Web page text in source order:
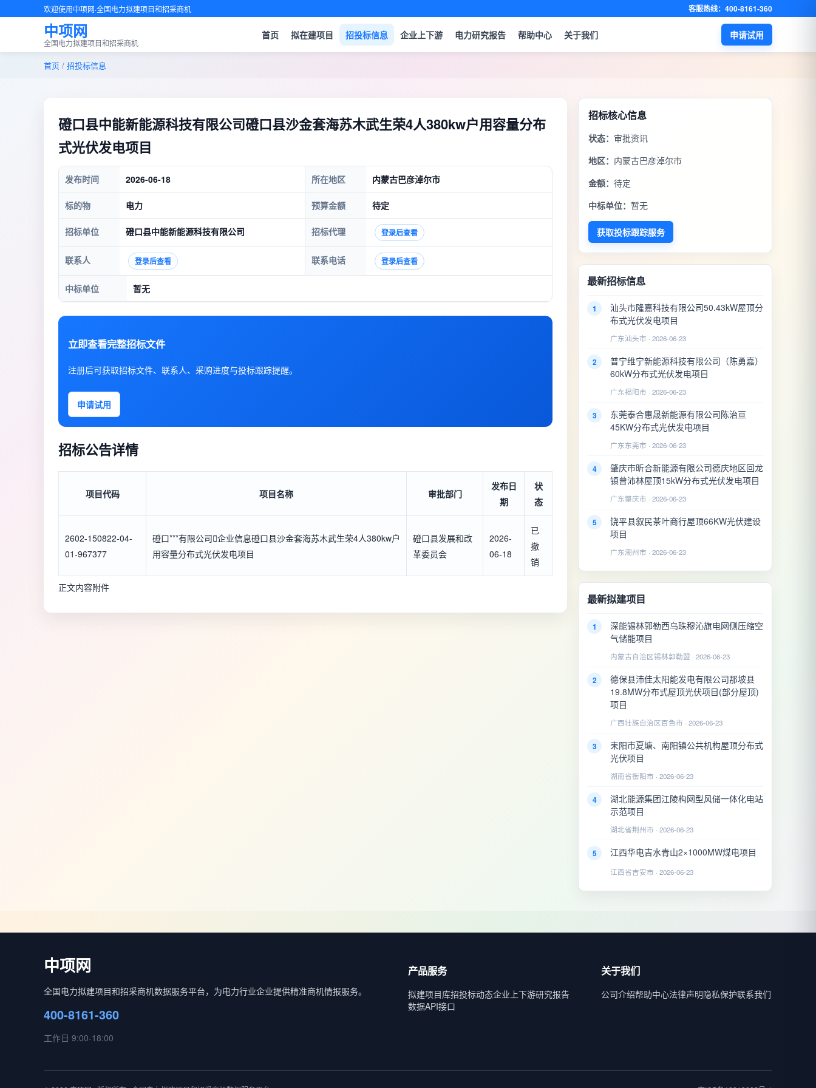
欢迎使用中项网·全国电力拟建项目和招采商机 客服热线：400-8161-360
中项网
全国电力拟建项目和招采商机
首页 拟在建项目 招投标信息 企业上下游 电力研究报告 帮助中心 关于我们 申请试用
首页 / 招投标信息
磴口县中能新能源科技有限公司磴口县沙金套海苏木武生荣4人380kw户用容量分布
式光伏发电项目
发布时间 2026-06-18 所在地区 内蒙古巴彦淖尔市
标的物 电力 预算金额 待定
招标单位 磴口县中能新能源科技有限公司 招标代理 登录后查看
联系人 登录后查看 联系电话 登录后查看
中标单位 暂无
立即查看完整招标文件
注册后可获取招标文件、联系人、采购进度与投标跟踪提醒。
申请试用
招标公告详情
项目代码 项目名称 审批部门
发布日
期
状
态
2602-150822-04-
01-967377
磴口***有限公司企业信息磴口县沙金套海苏木武生荣4人380kw户
用容量分布式光伏发电项目
磴口县发展和改
革委员会
2026-
06-18
已
撤
销
正文内容附件
招标核心信息
状态： 审批资讯
地区： 内蒙古巴彦淖尔市
金额： 待定
中标单位： 暂无
获取投标跟踪服务
最新招标信息
1
汕头市隆嘉科技有限公司50.43kW屋顶分
布式光伏发电项目
广东汕头市 · 2026-06-23
2
普宁维宁新能源科技有限公司（陈勇嘉）
60kW分布式光伏发电项目
广东揭阳市 · 2026-06-23
3
东莞泰合惠晟新能源有限公司陈治亘
45KW分布式光伏发电项目
广东东莞市 · 2026-06-23
4
肇庆市昕合新能源有限公司德庆地区回龙
镇曾沛林屋顶15kW分布式光伏发电项目
广东肇庆市 · 2026-06-23
5
饶平县叙民茶叶商行屋顶66KW光伏建设
项目
广东潮州市 · 2026-06-23
最新拟建项目
1
深能锡林郭勒西乌珠穆沁旗电网侧压缩空
气储能项目
内蒙古自治区锡林郭勒盟 · 2026-06-23
2
德保县沛佳太阳能发电有限公司那坡县
19.8MW分布式屋顶光伏项目(部分屋顶)
项目
广西壮族自治区百色市 · 2026-06-23
3
耒阳市夏塘、南阳镇公共机构屋顶分布式
光伏项目
湖南省衡阳市 · 2026-06-23
4
湖北能源集团江陵构网型风储一体化电站
示范项目
湖北省荆州市 · 2026-06-23
5 江西华电吉水青山2×1000MW煤电项目
江西省吉安市 · 2026-06-23
中项网
全国电力拟建项目和招采商机数据服务平台，为电力行业企业提供精准商机情报服务。
400-8161-360
工作日 9:00-18:00
产品服务
拟建项目库招投标动态企业上下游研究报告
数据API接口
关于我们
公司介绍帮助中心法律声明隐私保护联系我们